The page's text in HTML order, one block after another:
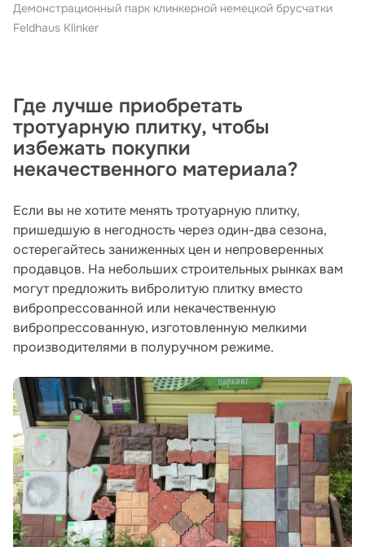
Демонстрационный парк клинкерной немецкой брусчатки
Feldhaus Klinker
Где лучше приобретать
тротуарную плитку, чтобы
избежать покупки
некачественного материала?
Если вы не хотите менять тротуарную плитку,
пришедшую в негодность через один-два сезона,
остерегайтесь заниженных цен и непроверенных
продавцов. На небольших строительных рынках вам
могут предложить вибролитую плитку вместо
вибропрессованной или некачественную
вибропрессованную, изготовленную мелкими
производителями в полуручном режиме.